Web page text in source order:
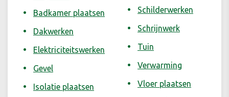
Badkamer plaatsen
Dakwerken
Elektriciteitswerken
Gevel
Isolatie plaatsen
Schilderwerken
Schrijnwerk
Tuin
Verwarming
Vloer plaatsen